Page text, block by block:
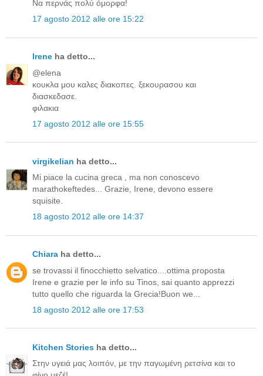
Να περνάς πολύ όμορφα!
17 agosto 2012 alle ore 15:22
Irene ha detto...
@elena
κουκλα μου καλες διακοπες. ξεκουρασου και
διασκεδασε.
φιλακια
17 agosto 2012 alle ore 15:55
virgikelian ha detto...
Mi piace la cucina greca , ma non conoscevo
marathokeftedes... Grazie, Irene, devono essere
squisite.
18 agosto 2012 alle ore 14:37
Chiara ha detto...
se trovassi il finocchietto selvatico....ottima proposta
Irene e grazie per le info su Tinos, sai quanto apprezzi
tutto quello che riguarda la Grecia!Buon we...
18 agosto 2012 alle ore 17:53
Kitchen Stories ha detto...
Στην υγειά μας λοιπόν, με την παγωμένη ρετσίνα και το